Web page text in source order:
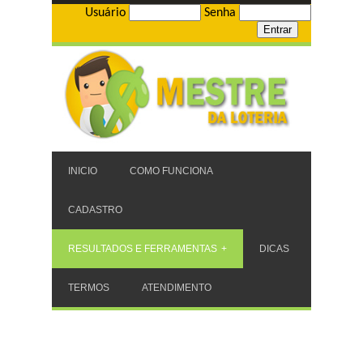
Usuário Senha
INICIO COMO FUNCIONA
CADASTRO
RESULTADOS E FERRAMENTAS DICAS
TERMOS ATENDIMENTO